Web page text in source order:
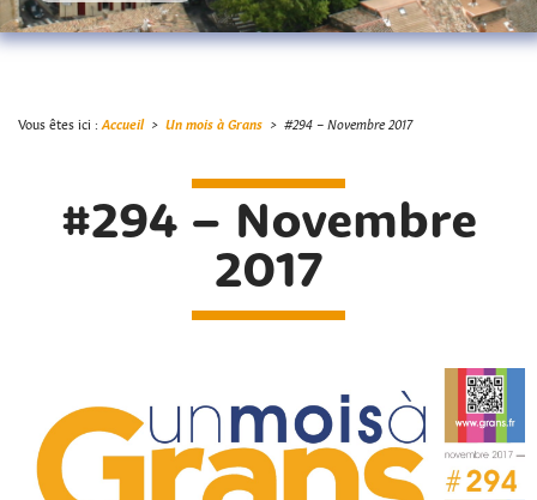
Vous êtes ici : Accueil> Un mois à Grans > #294 – Novembre 2017
#294 – Novembre
2017